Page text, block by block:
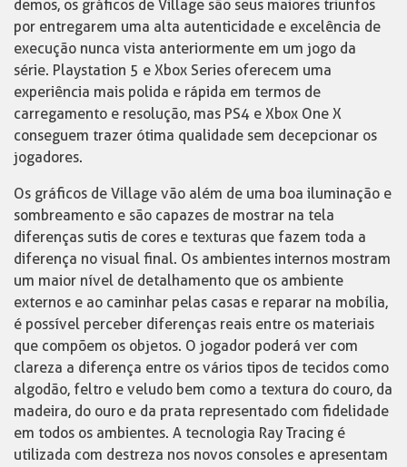
demos, os gráficos de Village são seus maiores triunfos
por entregarem uma alta autenticidade e excelência de
execução nunca vista anteriormente em um jogo da
série. Playstation 5 e Xbox Series oferecem uma
experiência mais polida e rápida em termos de
carregamento e resolução, mas PS4 e Xbox One X
conseguem trazer ótima qualidade sem decepcionar os
jogadores.
Os gráficos de Village vão além de uma boa iluminação e
sombreamento e são capazes de mostrar na tela
diferenças sutis de cores e texturas que fazem toda a
diferença no visual final. Os ambientes internos mostram
um maior nível de detalhamento que os ambiente
externos e ao caminhar pelas casas e reparar na mobília,
é possível perceber diferenças reais entre os materiais
que compõem os objetos. O jogador poderá ver com
clareza a diferença entre os vários tipos de tecidos como
algodão, feltro e veludo bem como a textura do couro, da
madeira, do ouro e da prata representado com fidelidade
em todos os ambientes. A tecnologia Ray Tracing é
utilizada com destreza nos novos consoles e apresentam